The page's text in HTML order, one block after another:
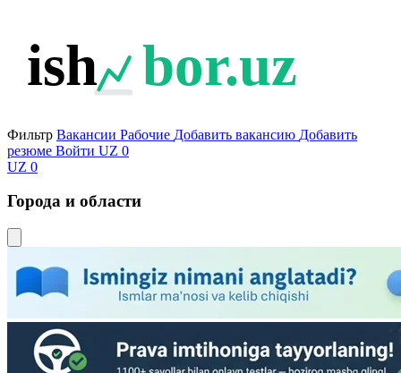
ish bor.uz
Фильтр Вакансии Рабочие Добавить вакансию Добавить
резюме Войти UZ 0
UZ 0
Города и области